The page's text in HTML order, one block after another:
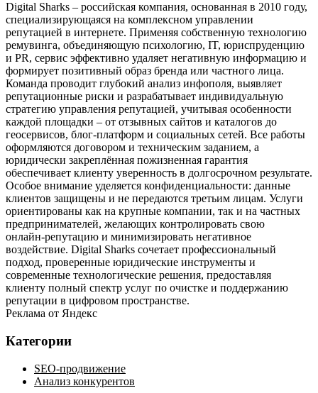
Digital Sharks – российская компания, основанная в 2010 году,
специализирующаяся на комплексном управлении
репутацией в интернете. Применяя собственную технологию
ремувинга, объединяющую психологию, IT, юриспруденцию
и PR, сервис эффективно удаляет негативную информацию и
формирует позитивный образ бренда или частного лица.
Команда проводит глубокий анализ инфополя, выявляет
репутационные риски и разрабатывает индивидуальную
стратегию управления репутацией, учитывая особенности
каждой площадки – от отзывных сайтов и каталогов до
геосервисов, блог‑платформ и социальных сетей. Все работы
оформляются договором и техническим заданием, а
юридически закреплённая пожизненная гарантия
обеспечивает клиенту уверенность в долгосрочном результате.
Особое внимание уделяется конфиденциальности: данные
клиентов защищены и не передаются третьим лицам. Услуги
ориентированы как на крупные компании, так и на частных
предпринимателей, желающих контролировать свою
онлайн‑репутацию и минимизировать негативное
воздействие. Digital Sharks сочетает профессиональный
подход, проверенные юридические инструменты и
современные технологические решения, предоставляя
клиенту полный спектр услуг по очистке и поддержанию
репутации в цифровом пространстве.
Реклама от Яндекс
Категории
SEO-продвижение
Анализ конкурентов